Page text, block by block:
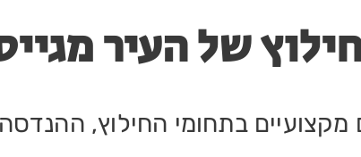
של העיר
בתחומי החילוץ,